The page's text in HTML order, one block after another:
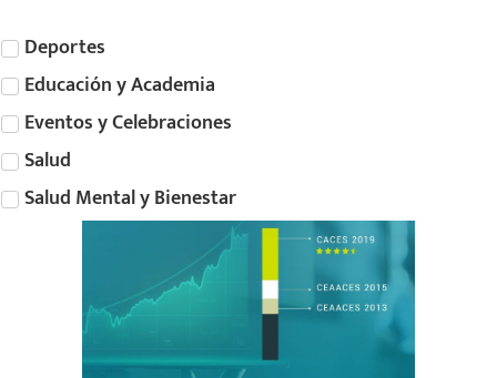
Deportes
Educación y Academia
Eventos y Celebraciones
Salud
Salud Mental y Bienestar